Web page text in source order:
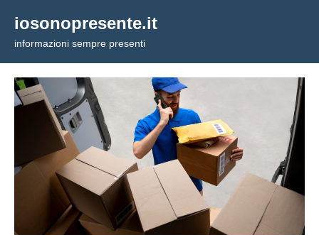
contenuto
iosonopresente.it
informazioni sempre presenti